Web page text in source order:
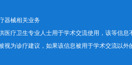
器械相关业务
医疗卫生专业人士用于学术交流使用，该等信息
视为诊疗建议，如果该信息被用于学术交流以外